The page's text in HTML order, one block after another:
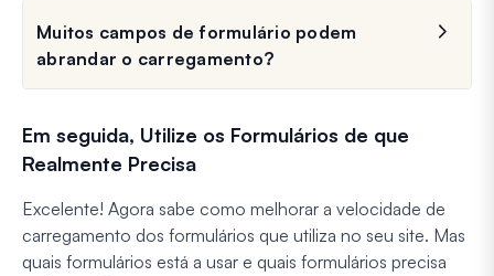
Muitos campos de formulário podem
abrandar o carregamento?
Em seguida, Utilize os Formulários de que
Realmente Precisa
Excelente! Agora sabe como melhorar a velocidade de
carregamento dos formulários que utiliza no seu site. Mas
quais formulários está a usar e quais formulários precisa